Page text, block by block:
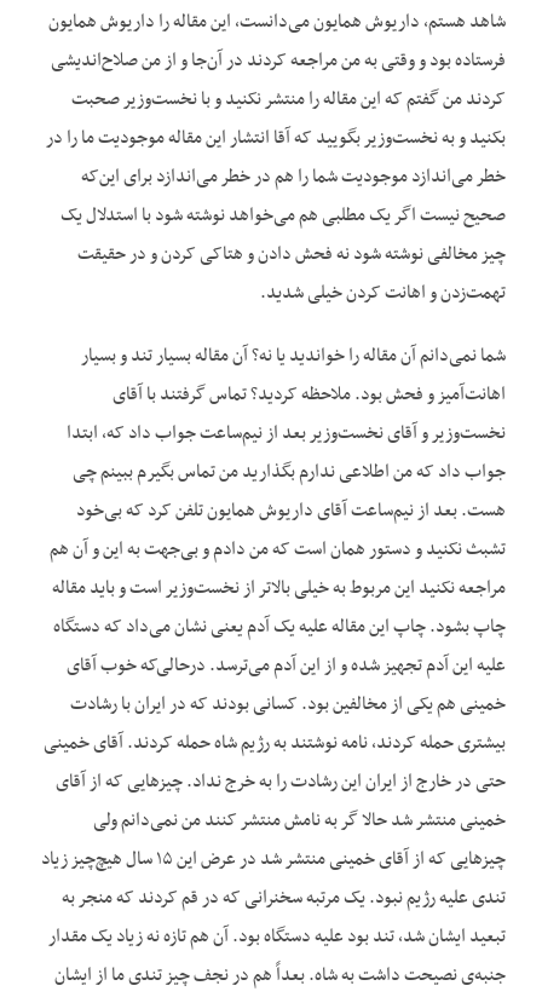
شاهد هستم، داریوش همایون می‌دانست، این مقاله را داریوش همایون
فرستاده بود و وقتی به من مراجعه کردند در آن‌جا و از من صلاح‌اندیشی
کردند من گفتم که این مقاله را منتشر نکنید و با نخست‌وزیر صحبت
بکنید و به نخست‌وزیر بگویید که آقا انتشار این مقاله موجودیت ما را در
خطر می‌اندازد موجودیت شما را هم در خطر می‌اندازد برای این‌که
صحیح نیست اگر یک مطلبی هم می‌خواهد نوشته شود با استدلال یک
چیز مخالفی نوشته شود نه فحش دادن و هتاکی کردن و در حقیقت
تهمت‌زدن و اهانت کردن خیلی شدید.
شما نمی‌دانم آن مقاله را خواندید یا نه؟ آن مقاله بسیار تند و بسیار
اهانت‌آمیز و فحش بود. ملاحظه کردید؟ تماس گرفتند با آقای
نخست‌وزیر و آقای نخست‌وزیر بعد از نیم‌ساعت جواب داد که، ابتدا
جواب داد که من اطلاعی ندارم بگذارید من تماس بگیرم ببینم چی
هست. بعد از نیم‌ساعت آقای داریوش همایون تلفن کرد که بی‌خود
تشبث نکنید و دستور همان است که من دادم و بی‌جهت به این و آن هم
مراجعه نکنید این مربوط به خیلی بالاتر از نخست‌وزیر است و باید مقاله
چاپ بشود. چاپ این مقاله علیه یک آدم یعنی نشان می‌داد که دستگاه
علیه این آدم تجهیز شده و از این آدم می‌ترسد. درحالی‌که خوب آقای
خمینی هم یکی از مخالفین بود. کسانی بودند که در ایران با رشادت
بیشتری حمله کردند، نامه نوشتند به رژیم شاه حمله کردند. آقای خمینی
حتی در خارج از ایران این رشادت را به خرج نداد. چیزهایی که از آقای
خمینی منتشر شد حالا گر به نامش منتشر کنند من نمی‌دانم ولی
چیزهایی که از آقای خمینی منتشر شد در عرض این ۱۵ سال هیچ‌چیز زیاد
تندی علیه رژیم نبود. یک مرتبه سخنرانی که در قم کردند که منجر به
تبعید ایشان شد، تند بود علیه دستگاه بود. آن هم تازه نه زیاد یک مقدار
جنبه‌ی نصیحت داشت به شاه. بعداً هم در نجف چیز تندی ما از ایشان